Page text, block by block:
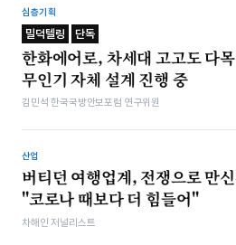
심층기획
밀덕텔링 단독
한화에어로, 차세대 고고도 다
무인기 자체 설계 진행 중
김민석 한국국방안보포럼 연구위원
산업
버티던 여행업계, 전쟁으로 만
"코로나 때보다 더 힘들어"
차해인 저널리스트